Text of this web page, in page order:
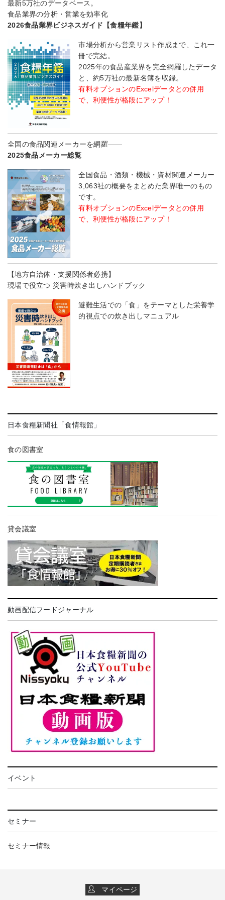
最新5万社のデータベース。
食品業界の分析・営業を効率化
2026食品業界ビジネスガイド【食糧年鑑】
市場分析から営業リスト作成まで、これ一
冊で完結。
2025年の食品産業界を完全網羅したデータ
と、約5万社の最新名簿を収録。
有料オプションのExcelデータとの併用
で、利便性が格段にアップ！
全国の食品関連メーカーを網羅――
2025食品メーカー総覧
全国食品・酒類・機械・資材関連メーカー
3,063社の概要をまとめた業界唯一のもの
です。
有料オプションのExcelデータとの併用
で、利便性が格段にアップ！
【地方自治体・支援関係者必携】
現場で役立つ 災害時炊き出しハンドブック
避難生活での「食」をテーマとした栄養学
的視点での炊き出しマニュアル
日本食糧新聞社「食情報館」
食の図書室
貸会議室
動画配信フードジャーナル
イベント
セミナー
セミナー情報
マイページ